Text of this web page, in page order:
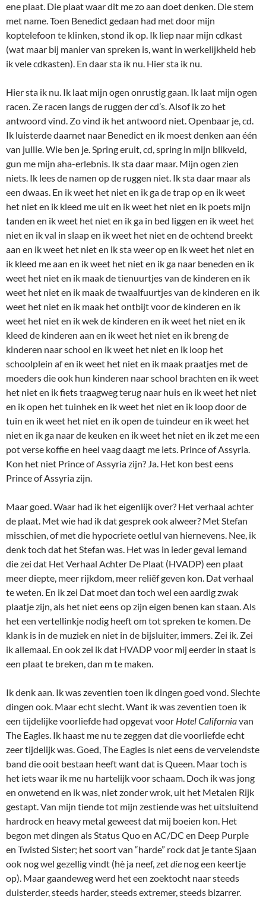
ene plaat. Die plaat waar dit me zo aan doet denken. Die stem
met name. Toen Benedict gedaan had met door mijn
koptelefoon te klinken, stond ik op. Ik liep naar mijn cdkast
(wat maar bij manier van spreken is, want in werkelijkheid heb
ik vele cdkasten). En daar sta ik nu. Hier sta ik nu.
Hier sta ik nu. Ik laat mijn ogen onrustig gaan. Ik laat mijn ogen
racen. Ze racen langs de ruggen der cd’s. Alsof ik zo het
antwoord vind. Zo vind ik het antwoord niet. Openbaar je, cd.
Ik luisterde daarnet naar Benedict en ik moest denken aan één
van jullie. Wie ben je. Spring eruit, cd, spring in mijn blikveld,
gun me mijn aha-erlebnis. Ik sta daar maar. Mijn ogen zien
niets. Ik lees de namen op de ruggen niet. Ik sta daar maar als
een dwaas. En ik weet het niet en ik ga de trap op en ik weet
het niet en ik kleed me uit en ik weet het niet en ik poets mijn
tanden en ik weet het niet en ik ga in bed liggen en ik weet het
niet en ik val in slaap en ik weet het niet en de ochtend breekt
aan en ik weet het niet en ik sta weer op en ik weet het niet en
ik kleed me aan en ik weet het niet en ik ga naar beneden en ik
weet het niet en ik maak de tienuurtjes van de kinderen en ik
weet het niet en ik maak de twaalfuurtjes van de kinderen en ik
weet het niet en ik maak het ontbijt voor de kinderen en ik
weet het niet en ik wek de kinderen en ik weet het niet en ik
kleed de kinderen aan en ik weet het niet en ik breng de
kinderen naar school en ik weet het niet en ik loop het
schoolplein af en ik weet het niet en ik maak praatjes met de
moeders die ook hun kinderen naar school brachten en ik weet
het niet en ik fiets traagweg terug naar huis en ik weet het niet
en ik open het tuinhek en ik weet het niet en ik loop door de
tuin en ik weet het niet en ik open de tuindeur en ik weet het
niet en ik ga naar de keuken en ik weet het niet en ik zet me een
pot verse koffie en heel vaag daagt me iets. Prince of Assyria.
Kon het niet Prince of Assyria zijn? Ja. Het kon best eens
Prince of Assyria zijn.
Maar goed. Waar had ik het eigenlijk over? Het verhaal achter
de plaat. Met wie had ik dat gesprek ook alweer? Met Stefan
misschien, of met die hypocriete oetlul van hiernevens. Nee, ik
denk toch dat het Stefan was. Het was in ieder geval iemand
die zei dat Het Verhaal Achter De Plaat (HVADP) een plaat
meer diepte, meer rijkdom, meer reliëf geven kon. Dat verhaal
te weten. En ik zei Dat moet dan toch wel een aardig zwak
plaatje zijn, als het niet eens op zijn eigen benen kan staan. Als
het een vertellinkje nodig heeft om tot spreken te komen. De
klank is in de muziek en niet in de bijsluiter, immers. Zei ik. Zei
ik allemaal. En ook zei ik dat HVADP voor mij eerder in staat is
een plaat te breken, dan m te maken.
Ik denk aan. Ik was zeventien toen ik dingen goed vond. Slechte
dingen ook. Maar echt slecht. Want ik was zeventien toen ik
een tijdelijke voorliefde had opgevat voor Hotel Californiavan
The Eagles. Ik haast me nu te zeggen dat die voorliefde echt
zeer tijdelijk was. Goed, The Eagles is niet eens de vervelendste
band die ooit bestaan heeft want dat is Queen. Maar toch is
het iets waar ik me nu hartelijk voor schaam. Doch ik was jong
en onwetend en ik was, niet zonder wrok, uit het Metalen Rijk
gestapt. Van mijn tiende tot mijn zestiende was het uitsluitend
hardrock en heavy metal geweest dat mij boeien kon. Het
begon met dingen als Status Quo en AC/DC en Deep Purple
en Twisted Sister; het soort van “harde” rock dat je tante Sjaan
ook nog wel gezellig vindt (hè ja neef, zetdie nog een keertje
op). Maar gaandeweg werd het een zoektocht naar steeds
duisterder, steeds harder, steeds extremer, steeds bizarrer.